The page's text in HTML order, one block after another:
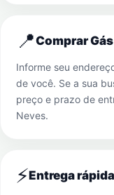
📍Comprar
Informe seu
de você. Se a sua
preço e prazo de
Neves.
⚡Entrega rápida